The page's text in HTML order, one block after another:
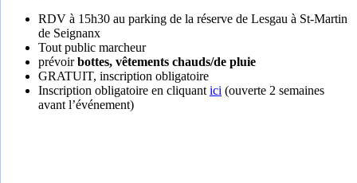
RDV à 15h30 au parking de la réserve de Lesgau à St-Martin
de Seignanx
Tout public marcheur
prévoirbottes, vêtements chauds/de pluie
GRATUIT, inscription obligatoire
Inscription obligatoire en cliquant ici (ouverte 2 semaines
avant l’événement)